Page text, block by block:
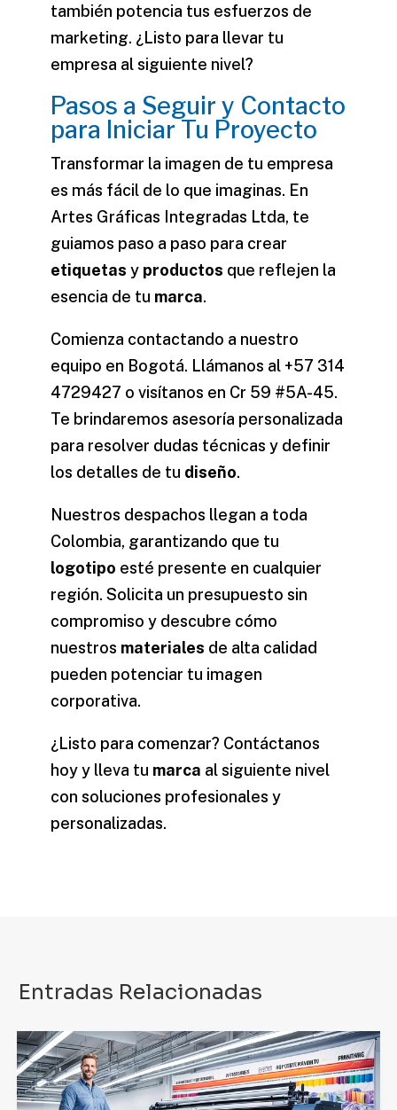
también potencia tus esfuerzos de
marketing. ¿Listo para llevar tu
empresa al siguiente nivel?
Pasos a Seguir y Contacto
para Iniciar Tu Proyecto
Transformar la imagen de tu empresa
es más fácil de lo que imaginas. En
Artes Gráficas Integradas Ltda, te
guiamos paso a paso para crear
etiquetas y productos que reflejen la
esencia de tu marca.
Comienza contactando a nuestro
equipo en Bogotá. Llámanos al +57 314
4729427 o visítanos en Cr 59 #5A-45.
Te brindaremos asesoría personalizada
para resolver dudas técnicas y definir
los detalles de tu diseño.
Nuestros despachos llegan a toda
Colombia, garantizando que tu
logotipo esté presente en cualquier
región. Solicita un presupuesto sin
compromiso y descubre cómo
nuestros materiales de alta calidad
pueden potenciar tu imagen
corporativa.
¿Listo para comenzar? Contáctanos
hoy y lleva tu marca al siguiente nivel
con soluciones profesionales y
personalizadas.
Entradas Relacionadas